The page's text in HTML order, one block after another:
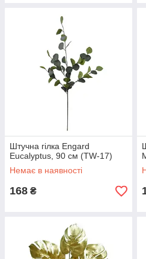
Штучна гілка Engard
Eucalyptus, 90 см (TW-17)
Немає в наявності
168 ₴